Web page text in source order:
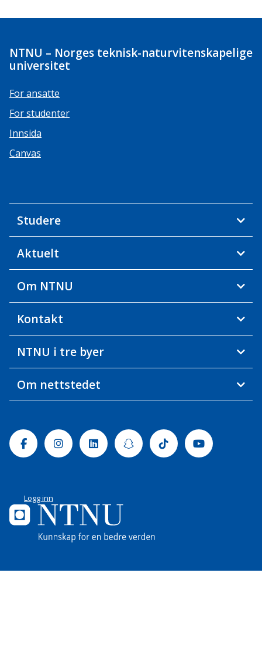
NTNU – Norges teknisk-naturvitenskapelige
universitet
For ansatte
For studenter
Innsida
Canvas
Studere
Aktuelt
Om NTNU
Kontakt
NTNU i tre byer
Om nettstedet
FacebookInstagramLinkedinSnapchatTiktok Youtube
Logg inn